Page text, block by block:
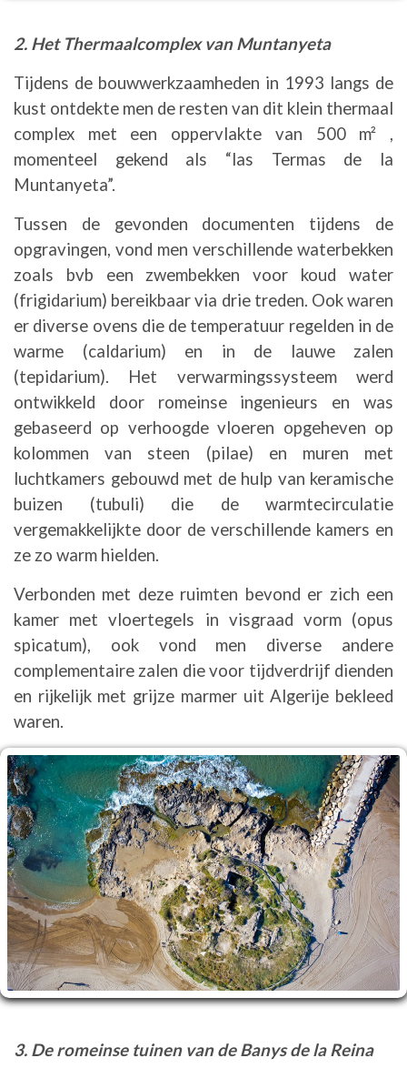
2. Het Thermaalcomplex van Muntanyeta
Tijdens de bouwwerkzaamheden in 1993 langs de
kust ontdekte men de resten van dit klein thermaal
complex met een oppervlakte van 500 m² ,
momenteel gekend als “las Termas de la
Muntanyeta”.
Tussen de gevonden documenten tijdens de
opgravingen, vond men verschillende waterbekken
zoals bvb een zwembekken voor koud water
(frigidarium) bereikbaar via drie treden. Ook waren
er diverse ovens die de temperatuur regelden in de
warme (caldarium) en in de lauwe zalen
(tepidarium). Het verwarmingssysteem werd
ontwikkeld door romeinse ingenieurs en was
gebaseerd op verhoogde vloeren opgeheven op
kolommen van steen (pilae) en muren met
luchtkamers gebouwd met de hulp van keramische
buizen (tubuli) die de warmtecirculatie
vergemakkelijkte door de verschillende kamers en
ze zo warm hielden.
Verbonden met deze ruimten bevond er zich een
kamer met vloertegels in visgraad vorm (opus
spicatum), ook vond men diverse andere
complementaire zalen die voor tijdverdrijf dienden
en rijkelijk met grijze marmer uit Algerije bekleed
waren.
3. De romeinse tuinen van de Banys de la Reina